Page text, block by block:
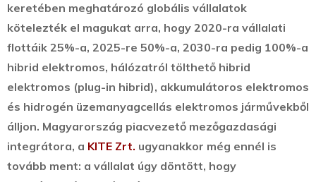
keretében meghatározó globális vállalatok
kötelezték el magukat arra, hogy 2020-ra vállalati
flottáik 25%-a, 2025-re 50%-a, 2030-ra pedig 100%-a
hibrid elektromos, hálózatról tölthető hibrid
elektromos (plug-in hibrid), akkumulátoros elektromos
és hidrogén üzemanyagcellás elektromos járművekből
álljon. Magyarország piacvezető mezőgazdasági
integrátora, a KITE Zrt. ugyanakkor még ennél is
tovább ment: a vállalat úgy döntött, hogy